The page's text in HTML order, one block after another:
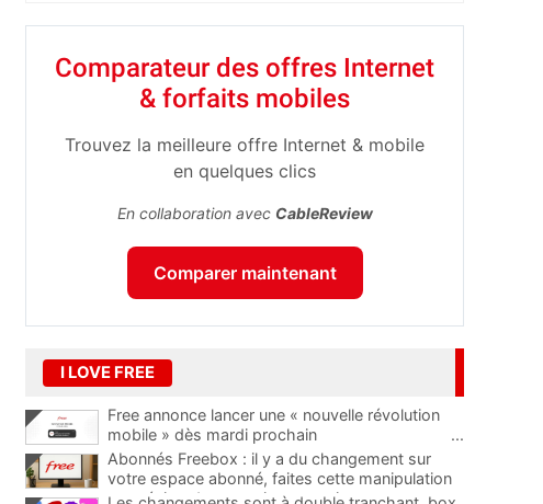
Comparateur des offres Internet
& forfaits mobiles
Trouvez la meilleure offre Internet & mobile
en quelques clics
En collaboration avec CableReview
Comparer maintenant
I LOVE FREE
Free annonce lancer une « nouvelle révolution
mobile » dès mardi prochain
...
Abonnés Freebox : il y a du changement sur
votre espace abonné, faites cette manipulation
pour éviter de mauvaises surprises
...